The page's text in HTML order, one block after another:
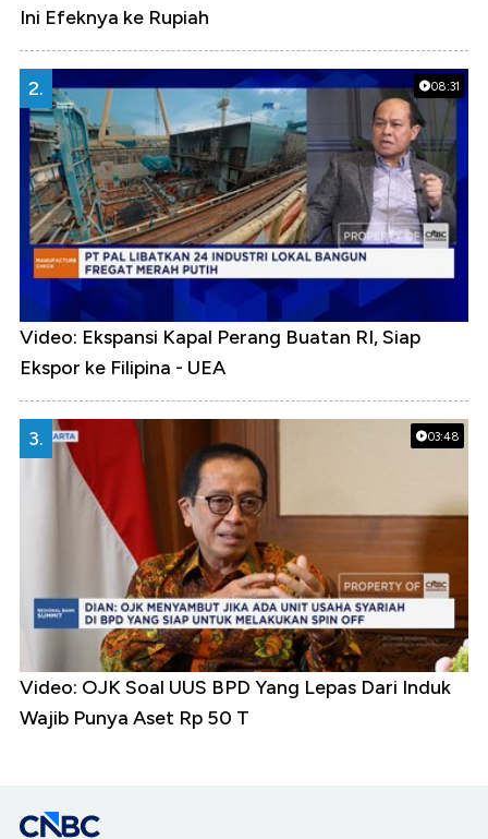
Ini Efeknya ke Rupiah
08:31
2.
Video: Ekspansi Kapal Perang Buatan RI, Siap
Ekspor ke Filipina - UEA
03:48
3.
Video: OJK Soal UUS BPD Yang Lepas Dari Induk
Wajib Punya Aset Rp 50 T